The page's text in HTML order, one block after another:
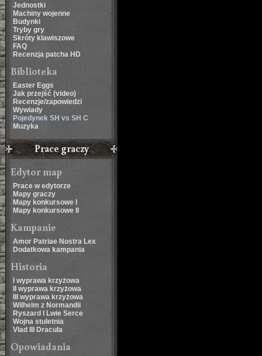
Jednostki
Machiny wojenne
Budynki
Tryby gry
Skróty klawiszowe
FAQ
Recenzja patcha HD
Biblioteka
Easter Eggs
Jak przejść (video)
Recenzje/zapowiedzi
Wywiady
Pojedynek SH vs SH C
Muzyka
Prace graczy
Edytor map
Prace w edytorze
Mapy graczy
Mapy konkursowe I
Mapy konkursowe II
Kampanie
Amor Patriae Nostra Lex
Dodatkowa kampania
Historia
I wyprawa krzyżowa
II wyprawa krzyżowa
III wyprawa krzyżowa
Wilhelm z Normandii
Ryszard I Lwie Serce
Wojna stuletnia
Vlad III Dracula
Opowiadania